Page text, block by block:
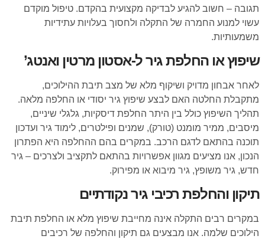
תגובה – חשוב להגיע לבדיקה מקצועית בהקדם. טיפול מוקדם
עשוי למנוע החמרה של התקלה ולחסוך בעלויות עתידיות
משמעותיות.
שיפוץ או החלפת גיר ל-אסטון מרטין ואנטג’
לאחר אבחון מדויק ושיקוף מלא של מצב תיבת ההילוכים,
מתקבלת החלטה האם לבצע שיפוץ גיר יסודי או החלפה מלאה.
תהליך השיפוץ כולל בין היתר החלפת דיסקיות, גלגלי שיניים,
מיסבים, ממיר מומנט (טורק), שמנים ופילטרים, לימוד גיר ועדכון
תוכנה בהתאם לדגם הרכב. במקרים בהם ההחלפה היא הפתרון
הנכון, אנו מציעים מגוון אפשרויות בהתאם לתקציב ולצרכים – גיר
חדש, גיר משופץ, גיר מיבוא או מפירוק.
תיקון והחלפת רכיבי גיר נקודתיים
במקרים רבים התקלה אינה מחייבת שיפוץ מלא או החלפת תיבת
הילוכים שלמה. אנו מבצעים גם תיקון והחלפה של רכיבים